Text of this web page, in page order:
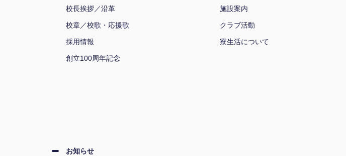
校長挨拶／沿革
校章／校歌・応援歌
採用情報
創立100周年記念
施設案内
クラブ活動
寮生活について
お知らせ